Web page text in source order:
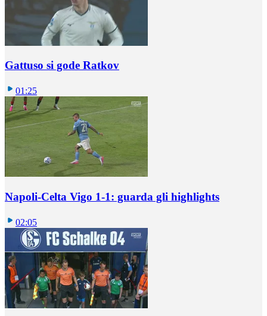
Gattuso si gode Ratkov
01:25
Napoli-Celta Vigo 1-1: guarda gli highlights
02:05